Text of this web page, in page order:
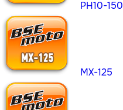
PH10-150
MX-125